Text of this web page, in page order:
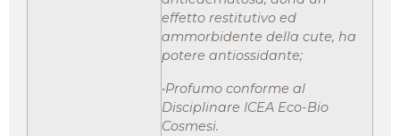
effetto restitutivo ed
ammorbidente della cute, ha
potere antiossidante;
•Profumo conforme al
Disciplinare ICEA Eco-Bio
Cosmesi.